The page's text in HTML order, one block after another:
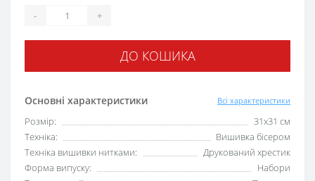
Основні характеристики Всі характеристики
Розмір:
31x31 см
Техніка:
Вишивка бісером
Техніка вишивки нитками:
Друкований хрестик
Форма випуску:
Набори
- +
ДО КОШИКА